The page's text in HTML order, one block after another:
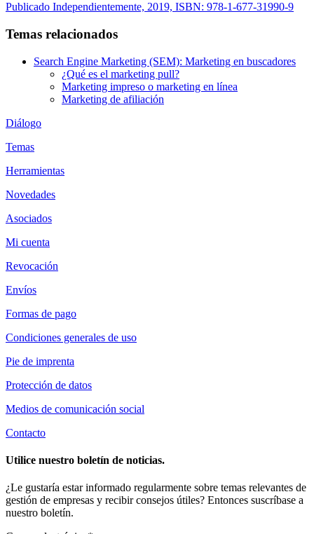
Publicado Independientemente, 2019, ISBN: 978-1-677-31990-9
Temas relacionados
Search Engine Marketing (SEM): Marketing en buscadores
¿Qué es el marketing pull?
Marketing impreso o marketing en línea
Marketing de afiliación
Diálogo
Temas
Herramientas
Novedades
Asociados
Mi cuenta
Revocación
Envíos
Formas de pago
Condiciones generales de uso
Pie de imprenta
Protección de datos
Medios de comunicación social
Contacto
Utilice nuestro boletín de noticias.
¿Le gustaría estar informado regularmente sobre temas relevantes de
gestión de empresas y recibir consejos útiles? Entonces suscríbase a
nuestro boletín.